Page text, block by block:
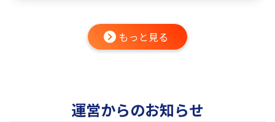
もっと見る
運営からのお知らせ